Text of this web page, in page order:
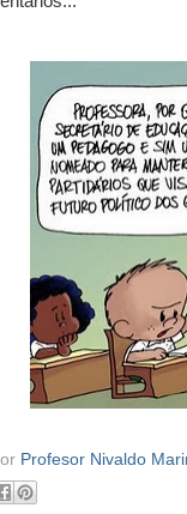
Profesor Nivaldo